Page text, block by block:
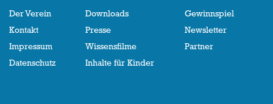
Der Verein
Kontakt
Impressum
Datenschutz
Downloads
Presse
Wissensfilme
Inhalte für Kinder
Gewinnspiel
Newsletter
Partner